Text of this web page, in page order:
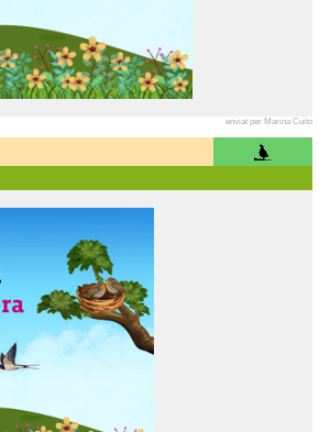
enviat per Marina Cuito